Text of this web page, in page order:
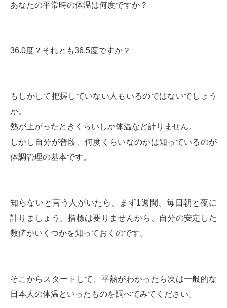
あなたの平常時の体温は何度ですか？
36.0度？それとも36.5度ですか？
もしかして把握していない人もいるのではないでしょう
か。
熱が上がったときくらいしか体温など計りません。
しかし自分が普段、何度くらいなのかは知っているのが
体調管理の基本です。
知らないと言う人がいたら、まず1週間、毎日朝と夜に
計りましょう。指標は要りませんから、自分の安定した
数値がいくつかを知っておくのです。
そこからスタートして、平熱がわかったら次は一般的な
日本人の体温といったものを調べてみてください。